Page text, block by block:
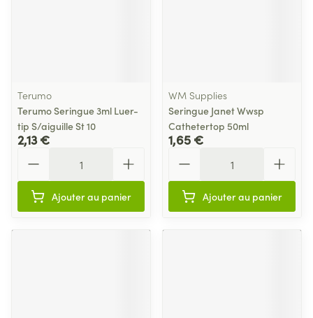
Terumo
Terumo Seringue 3ml Luer-
tip S/aiguille St 10
2,13 €
Ajouter au panier
WM Supplies
Seringue Janet Wwsp
Cathetertop 50ml
1,65 €
Ajouter au panier